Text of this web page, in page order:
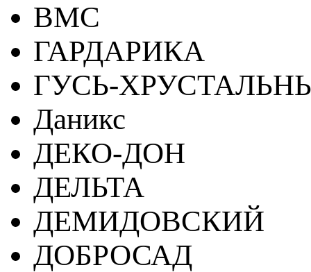
ВМС
ГАРДАРИКА
ГУСЬ-
Даникс
ДЕКО-ДОН
ДЕЛЬТА
ДЕМИДОВСКИЙ
ДОБРОСАД